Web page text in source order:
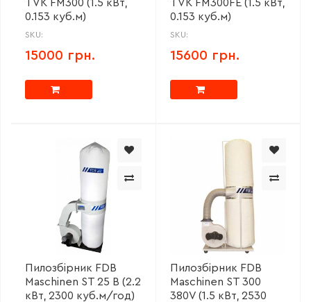
TVK FM300 (1.5 кВт,
0.153 куб.м)
SKU:
15000 грн.
TVK FM300FE (1.5 кВт,
0.153 куб.м)
SKU:
15600 грн.
Пилозбірник FDB
Maschinen ST 25 В (2.2
кВт, 2300 куб.м/год)
Пилозбірник FDB
Maschinen ST 300
380V (1.5 кВт, 2530